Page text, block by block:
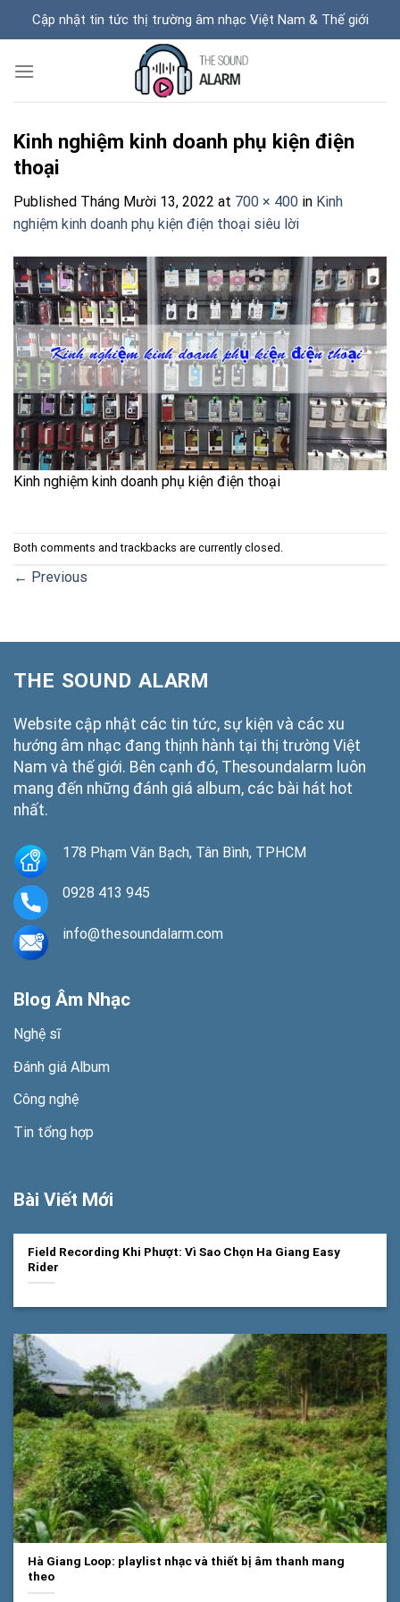
Cập nhật tin tức thị trường âm nhạc Việt Nam & Thế giới
Kinh nghiệm kinh doanh phụ kiện điện
thoại
Published Tháng Mười 13, 2022 at 700 × 400 in Kinh
nghiệm kinh doanh phụ kiện điện thoại siêu lời
Kinh nghiệm kinh doanh phụ kiện điện thoại
Both comments and trackbacks are currently closed.
← Previous
THE SOUND ALARM
Website cập nhật các tin tức, sự kiện và các xu
hướng âm nhạc đang thịnh hành tại thị trường Việt
Nam và thế giới. Bên cạnh đó, Thesoundalarm luôn
mang đến những đánh giá album, các bài hát hot
nhất.
178 Phạm Văn Bạch, Tân Bình, TPHCM
0928 413 945
info@thesoundalarm.com
Blog Âm Nhạc
Nghệ sĩ
Đánh giá Album
Công nghệ
Tin tổng hợp
Bài Viết Mới
Field Recording Khi Phượt: Vì Sao Chọn Ha Giang Easy
Rider
Hà Giang Loop: playlist nhạc và thiết bị âm thanh mang
theo